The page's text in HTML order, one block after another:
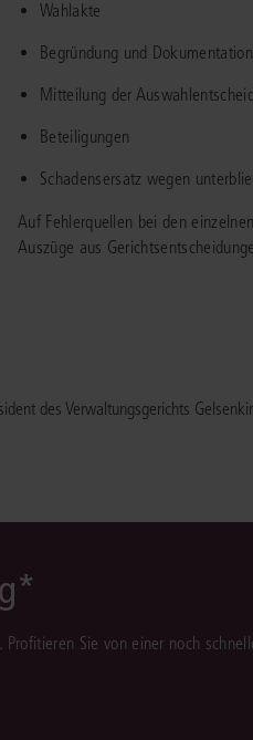
Medizinrecht
Miet- und
Wahlakte
Begründung und
Mitteilung der
Beteiligungen
Schadensersatz wegen
Auf Fehlerquellen bei den
Auszüge aus
des Verwaltungsgerichts
Sie von einer noch